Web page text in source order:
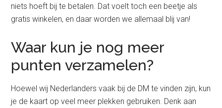
niets hoeft bij te betalen. Dat voelt toch een beetje als
gratis winkelen, en daar worden we allemaal blij van!
Waar kun je nog meer
punten verzamelen?
Hoewel wij Nederlanders vaak bij de DM te vinden zijn, kun
je de kaart op veel meer plekken gebruiken. Denk aan